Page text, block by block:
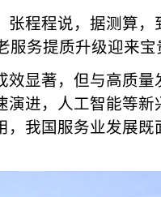
张程程说，据测算
服务提质升级迎来宝
效显著，但与高质
演进，人工智能等
，我国服务业发展